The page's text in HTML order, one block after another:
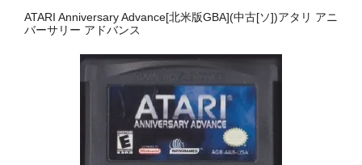
ATARI Anniversary Advance[北米版GBA](中古[ソ])アタリ アニ
バーサリー アドバンス